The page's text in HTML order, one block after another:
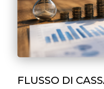
FLUSSO DI